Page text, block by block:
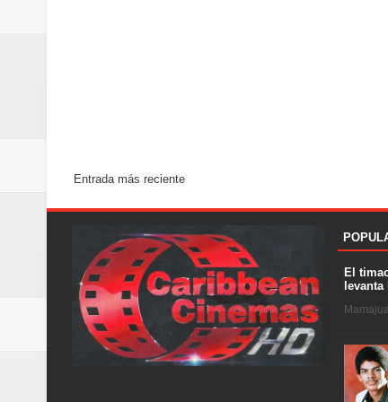
Entrada más reciente
El